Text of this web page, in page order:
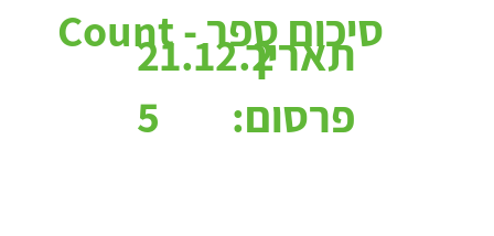
Count - סיכום ספר21.12.2
5
תאריך
פרסום: